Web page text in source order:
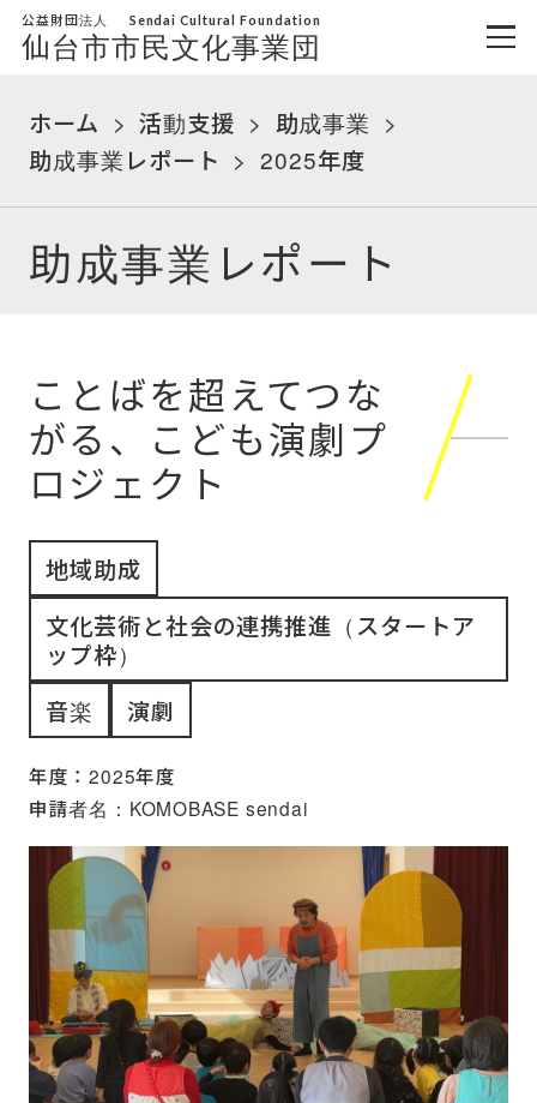
公益財団法人 Sendai Cultural Foundation
仙台市市民文化事業団
ホーム 活動支援
助成事業
助成事業レポート
2025年度
助成事業レポート
ことばを超えてつな
がる、こども演劇プ
ロジェクト
地域助成
文化芸術と社会の連携推進（スタートア
ップ枠）
音楽
演劇
年度：2025年度
申請者名：KOMOBASE sendai